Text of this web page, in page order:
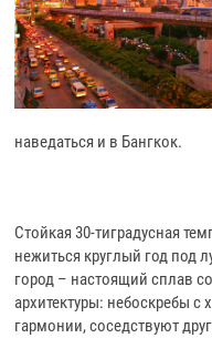
наведаться и в Бангкок.
Стойкая 30-тиградусная
нежиться круглый год под
город – настоящий сплав
архитектуры: небоскребы
гармонии, соседствуют